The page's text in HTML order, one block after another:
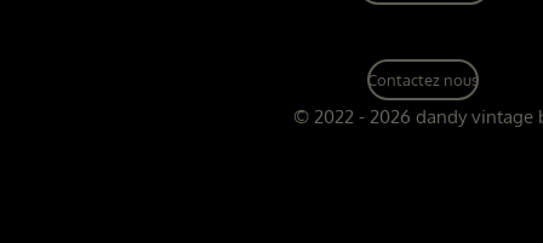
Contactez nous
© 2022 - 2026 dandy vintage